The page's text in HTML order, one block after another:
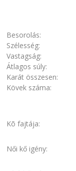
Besorolás:
Szélesség:
Vastagság:
Átlagos súly:
Karát összesen:
Kövek száma:
Kõ fajtája:
Női kő igény: